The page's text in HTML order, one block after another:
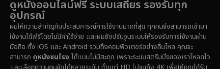
Dystopian
Emotional (61)
Epic มหากาพย์ (228)
ดูหนังออนไลน์ฟรี ระบบเสถียร รองรับทุก
อุปกรณ์
ผมให้ความสำคัญกับประสบการณ์การใช้งานมากที่สุด ทุกคนจึงสามารถเข้ามา
ใช้งานได้ฟรีโดยไม่มีค่าใช้จ่าย และผมยังปรับจูนระบบให้รองรับการใช้งานผ่าน
มือถือ ทั้ง iOS และ Android รวมถึงคอมพิวเตอร์อย่างลื่นไหล คุณจะ
สามารถ ดูหนังชนโรง ได้แบบไม่มีสะดุด เพราะระบบสตรีมมิ่งของเราโหลดไว